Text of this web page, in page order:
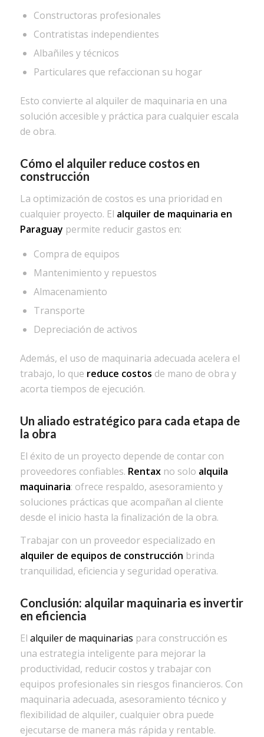
Constructoras profesionales
Contratistas independientes
Albañiles y técnicos
Particulares que refaccionan su hogar
Esto convierte al alquiler de maquinaria en una
solución accesible y práctica para cualquier escala
de obra.
Cómo el alquiler reduce costos en
construcción
La optimización de costos es una prioridad en
cualquier proyecto. El alquiler de maquinaria en
Paraguay permite reducir gastos en:
Compra de equipos
Mantenimiento y repuestos
Almacenamiento
Transporte
Depreciación de activos
Además, el uso de maquinaria adecuada acelera el
trabajo, lo que reduce costos de mano de obra y
acorta tiempos de ejecución.
Un aliado estratégico para cada etapa de
la obra
El éxito de un proyecto depende de contar con
proveedores confiables. Rentaxno solo alquila
maquinaria: ofrece respaldo, asesoramiento y
soluciones prácticas que acompañan al cliente
desde el inicio hasta la finalización de la obra.
Trabajar con un proveedor especializado en
alquiler de equipos de construcción brinda
tranquilidad, eficiencia y seguridad operativa.
Conclusión: alquilar maquinaria es invertir
en eficiencia
El alquiler de maquinarias para construcción es
una estrategia inteligente para mejorar la
productividad, reducir costos y trabajar con
equipos profesionales sin riesgos financieros. Con
maquinaria adecuada, asesoramiento técnico y
flexibilidad de alquiler, cualquier obra puede
ejecutarse de manera más rápida y rentable.